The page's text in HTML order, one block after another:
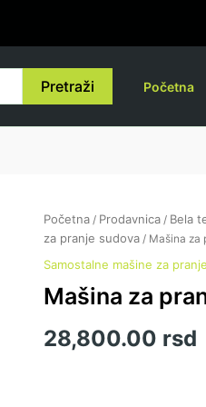
Pretraži Početna
Početna/ Prodavnica/ Bela
za pranje sudova/ Mašina za
Samostalne mašine za
Mašina za
28,800.00 rsd